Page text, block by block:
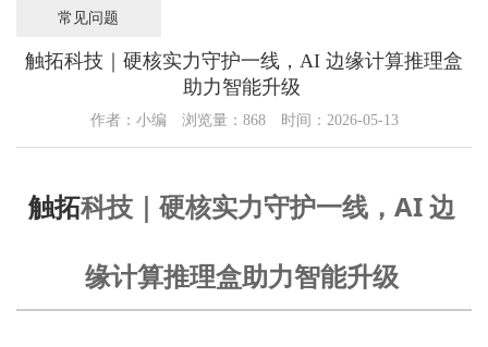
常见问题
触拓科技｜硬核实力守护一线，AI 边缘计算推理盒
助力智能升级 ​
作者：小编 浏览量： 868 时间：2026-05-13
触拓科技｜硬核实力守护一线，AI 边
缘计算推理盒助力智能升级